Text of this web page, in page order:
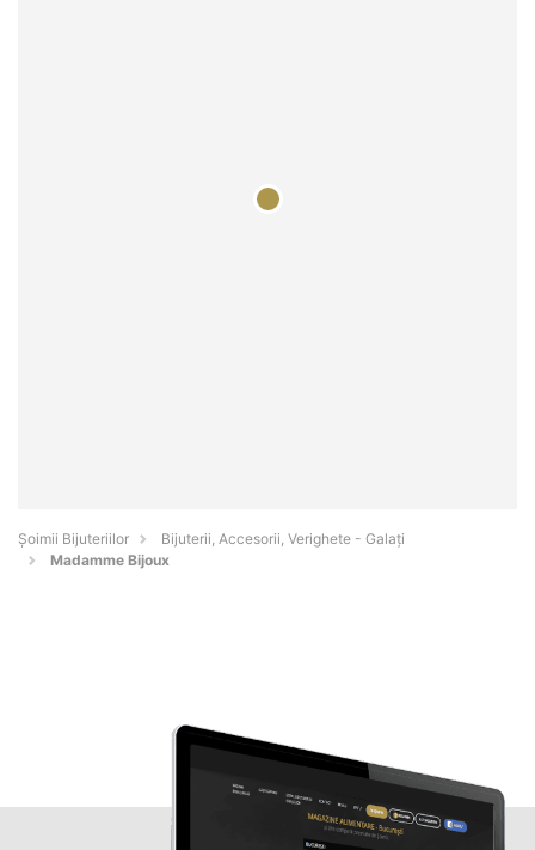
Şoimii Bijuteriilor
Bijuterii, Accesorii, Verighete - Galaţi
Madamme Bijoux